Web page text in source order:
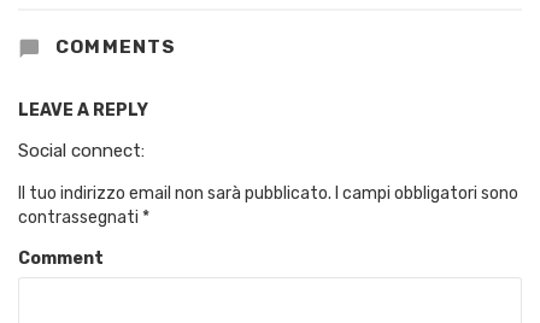
COMMENTS
LEAVE A REPLY
Social connect:
Il tuo indirizzo email non sarà pubblicato. I campi obbligatori sono
contrassegnati *
Comment